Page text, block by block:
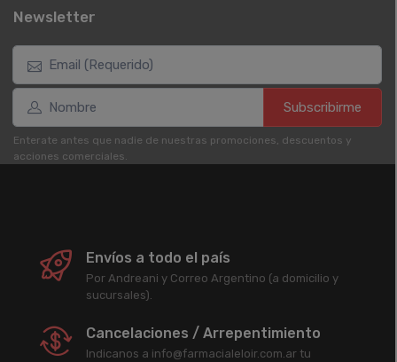
Newsletter
Subscribirme
Enterate antes que nadie de nuestras promociones, descuentos y
acciones comerciales.
Envíos a todo el país
Por Andreani y Correo Argentino (a domicilio y
sucursales).
Cancelaciones / Arrepentimiento
Indicanos a info@farmacialeloir.com.ar tu